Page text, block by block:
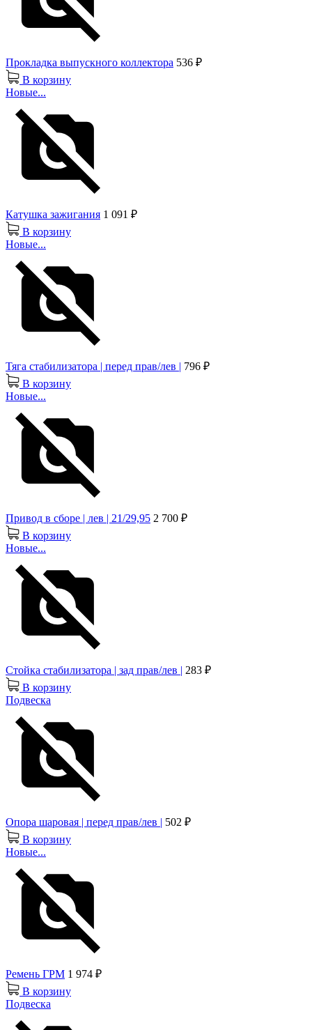
Прокладка выпускного коллектора 536 ₽
В корзину
Новые...
Катушка зажигания 1 091 ₽
В корзину
Новые...
Тяга стабилизатора | перед прав/лев | 796 ₽
В корзину
Новые...
Привод в сборе | лев | 21/29,95 2 700 ₽
В корзину
Новые...
Стойка стабилизатора | зад прав/лев | 283 ₽
В корзину
Подвеска
Опора шаровая | перед прав/лев | 502 ₽
В корзину
Новые...
Ремень ГРМ 1 974 ₽
В корзину
Подвеска